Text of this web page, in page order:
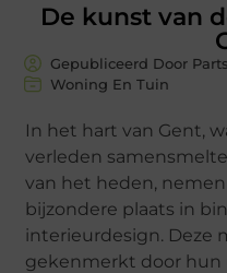
De kunst van
Gepubliceerd Door
Woning En Tuin
In het hart van Gent,
verleden
van het heden, nemen
bijzondere plaats in
interieurdesign. Deze
gekenmerkt door